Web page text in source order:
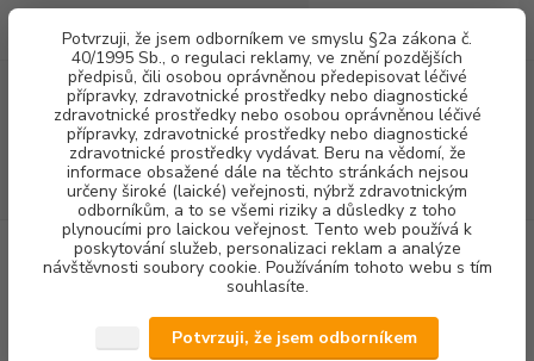
Potvrzuji, že jsem odborníkem ve smyslu §2a zákona č.
40/1995 Sb., o regulaci reklamy, ve znění pozdějších
předpisů, čili osobou oprávněnou předepisovat léčivé
přípravky, zdravotnické prostředky nebo diagnostické
zdravotnické prostředky nebo osobou oprávněnou léčivé
přípravky, zdravotnické prostředky nebo diagnostické
zdravotnické prostředky vydávat. Beru na vědomí, že
informace obsažené dále na těchto stránkách nejsou
určeny široké (laické) veřejnosti, nýbrž zdravotnickým
odborníkům, a to se všemi riziky a důsledky z toho
plynoucími pro laickou veřejnost. Tento web používá k
poskytování služeb, personalizaci reklam a analýze
návštěvnosti soubory cookie. Používáním tohoto webu s tím
souhlasíte.
Potvrzuji, že jsem odborníkem
Menu
CZK
Hledat
(Po-Pá, 8-16 hod.)
za0,00 Kč
Ochrana soukromí
Ochrana soukromí
Ochrana osobních údajů e-shopu